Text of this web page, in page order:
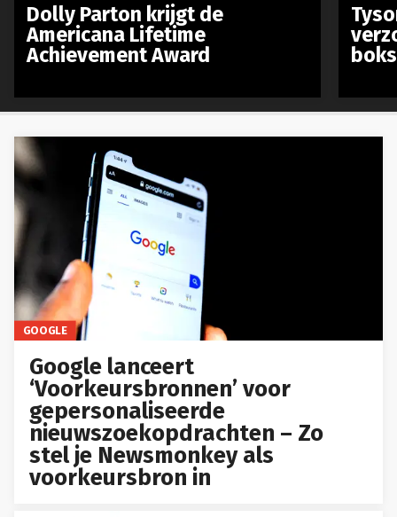
GOOGLE
Google lanceert
‘Voorkeursbronnen’ voor
gepersonaliseerde
nieuwszoekopdrachten – Zo
stel je Newsmonkey als
voorkeursbron in
Dolly Parton krijgt de
Americana Lifetime
Achievement Award